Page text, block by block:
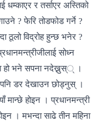
धम्काएर र तर्साएर अस्तिको
? फेरि तोडफोड गर्ने ?
ठूलो विद्रोह हुन्छ भनेर ?
सोध्न
हो भने सपना नदेख्नुस्् ।
डर देखाउन छोड्नुस् ।
होइन । प्रधानमन्त्री
। मभन्दा साढे तीन महिना